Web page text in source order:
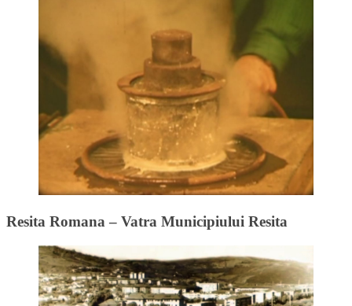
Resita Romana – Vatra Municipiului Resita